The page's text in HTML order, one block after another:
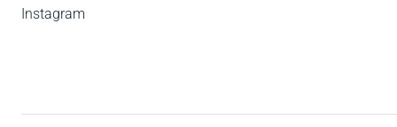
Instagram